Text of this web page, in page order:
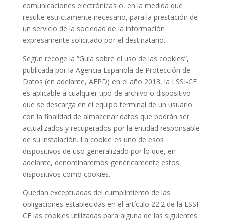
comunicaciones electrónicas o, en la medida que
resulte estrictamente necesario, para la prestación de
un servicio de la sociedad de la información
expresamente solicitado por el destinatario.
Según recoge la “Guía sobre el uso de las cookies”,
publicada por la Agencia Española de Protección de
Datos (en adelante, AEPD) en el año 2013, la LSSI-CE
es aplicable a cualquier tipo de archivo o dispositivo
que se descarga en el equipo terminal de un usuario
con la finalidad de almacenar datos que podrán ser
actualizados y recuperados por la entidad responsable
de su instalación. La cookie es uno de esos
dispositivos de uso generalizado por lo que, en
adelante, denominaremos genéricamente estos
dispositivos como cookies.
Quedan exceptuadas del cumplimiento de las
obligaciones establecidas en el artículo 22.2 de la LSSI-
CE las cookies utilizadas para alguna de las siguientes